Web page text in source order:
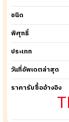
ชนิด
พิศุทธิ์
ประเภท
วันที่อัพเดตล่าสุด
ราคารับซื้ออ้างอิง